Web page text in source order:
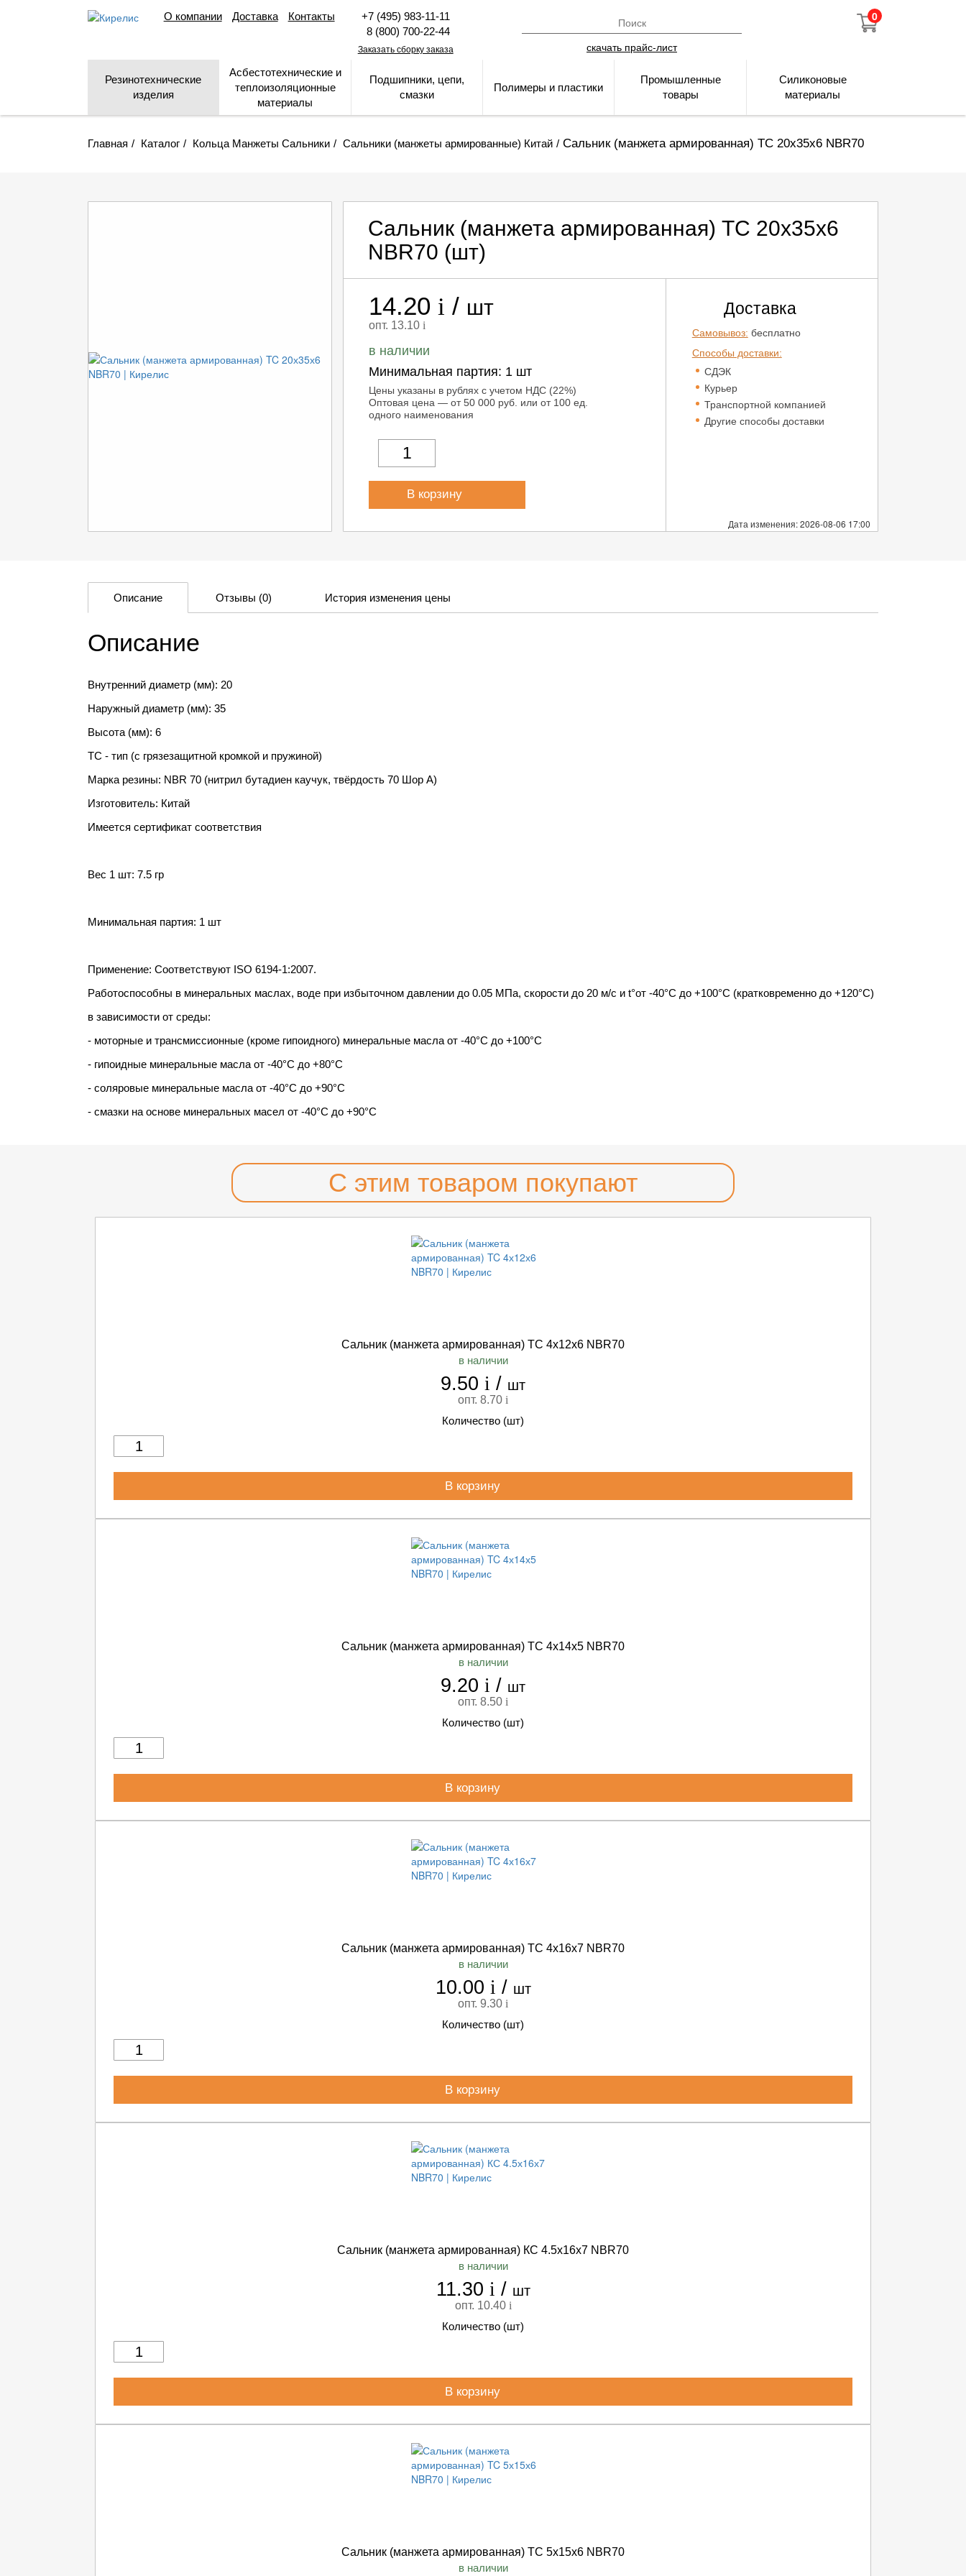
О компании Доставка Контакты
+7 (495) 983-11-11
8 (800) 700-22-44
Заказать сборку заказа
0
скачать прайс-лист
Резинотехнические
изделия
Асбестотехнические и
теплоизоляционные
материалы
Подшипники, цепи,
смазки
Полимеры и пластики
Промышленные
товары
Силиконовые
материалы
Главная Каталог Кольца Манжеты Сальники Сальники (манжеты армированные) Китай Сальник (манжета армированная) TC 20х35х6 NBR70
Сальник (манжета армированная) TC 20х35х6
NBR70 (шт)
Дата изменения: 2026-08-06 17:00
14.20 i / шт
опт. 13.10i
в наличии
Минимальная партия: 1 шт
Цены указаны в рублях с учетом НДС (22%)
Оптовая цена — от 50 000 руб. или от 100 ед.
одного наименования
В корзину
Доставка
Самовывоз: бесплатно
Способы доставки:
СДЭК
Курьер
Транспортной компанией
Другие способы доставки
Описание Отзывы (0) История изменения цены
Описание
Внутренний диаметр (мм): 20
Наружный диаметр (мм): 35
Высота (мм): 6
TC - тип (с грязезащитной кромкой и пружиной)
Марка резины: NBR 70 (нитрил бутадиен каучук, твёрдость 70 Шор А)
Изготовитель: Китай
Имеется сертификат соответствия
Вес 1 шт: 7.5 гр
Минимальная партия: 1 шт
Применение: Соответствуют ISO 6194-1:2007.
Работоспособны в минеральных маслах, воде при избыточном давлении до 0.05 МПа, скорости до 20 м/с и t°от -40°С до +100°С (кратковременно до +120°С)
в зависимости от среды:
- моторные и трансмиссионные (кроме гипоидного) минеральные масла от -40°С до +100°С
- гипоидные минеральные масла от -40°С до +80°С
- соляровые минеральные масла от -40°С до +90°С
- смазки на основе минеральных масел от -40°С до +90°С
С этим товаром покупают
Сальник (манжета армированная) TC 4х12х6 NBR70
в наличии
9.50 i / шт
опт. 8.70 i
Количество (шт)
В корзину
Сальник (манжета армированная) TC 4х14х5 NBR70
в наличии
9.20 i / шт
опт. 8.50 i
Количество (шт)
В корзину
Сальник (манжета армированная) TC 4х16х7 NBR70
в наличии
10.00 i / шт
опт. 9.30 i
Количество (шт)
В корзину
Сальник (манжета армированная) КС 4.5х16х7 NBR70
в наличии
11.30 i / шт
опт. 10.40 i
Количество (шт)
В корзину
Сальник (манжета армированная) TC 5х15х6 NBR70
в наличии